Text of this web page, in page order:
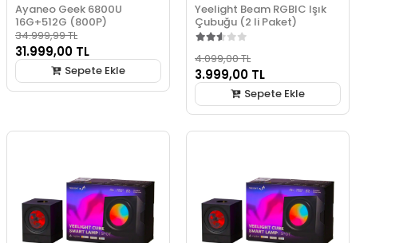
Ayaneo Geek 6800U
16G+512G (800P)
34.999,99 TL
31.999,00 TL
Sepete Ekle
Yeelight Beam RGBIC Işık
Çubuğu (2 li Paket)
4.099,00 TL
3.999,00 TL
Sepete Ekle